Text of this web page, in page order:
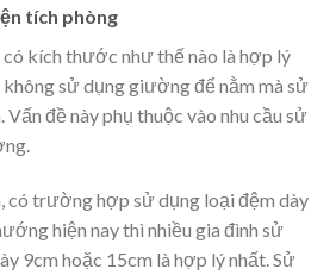
tích phòng
kích thước như thế nào là hợp lý
sử dụng giường để nằm mà sử
Vấn đề này phụ thuộc vào nhu cầu sử
có trường hợp sử dụng loại đệm dày
hiện nay thì nhiều gia đình sử
9cm hoặc 15cm là hợp lý nhất. Sử